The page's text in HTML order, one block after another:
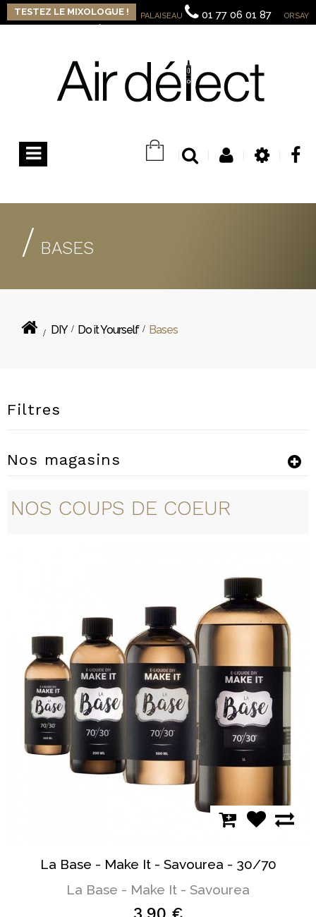
TESTEZ LE MIXOLOGUE ! PALAISEAU 01 77 06 01 87 ORSAY
Basculer
/ BASES
> DIY > Do it Yourself > Bases
Filtres
Nos magasins
NOS COUPS DE COEUR
La Base - Make It - Savourea - 30/70
La Base - Make It - Savourea